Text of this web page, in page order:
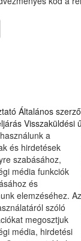
Általános
Visszaküldési
a
és hirdetések
szabásához,
média funkciók
és
elemzéséhez. Az
szóló
megosztjuk
média, hirdetési